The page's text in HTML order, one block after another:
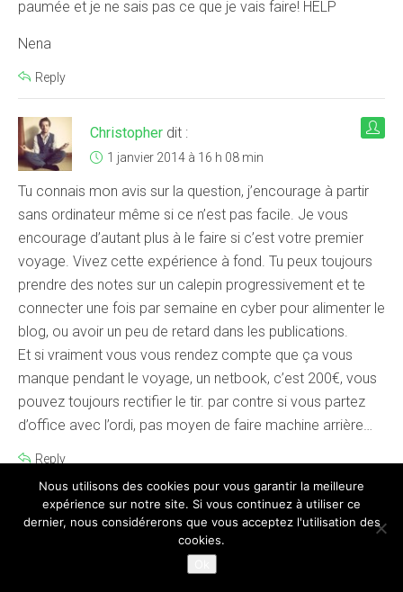
paumée et je ne sais pas ce que je vais faire! HELP
Nena
Reply
Christopher dit :
1 janvier 2014 à 16 h 08 min
Tu connais mon avis sur la question, j’encourage à partir
sans ordinateur même si ce n’est pas facile. Je vous
encourage d’autant plus à le faire si c’est votre premier
voyage. Vivez cette expérience à fond. Tu peux toujours
prendre des notes sur un calepin progressivement et te
connecter une fois par semaine en cyber pour alimenter le
blog, ou avoir un peu de retard dans les publications.
Et si vraiment vous vous rendez compte que ça vous
manque pendant le voyage, un netbook, c’est 200€, vous
pouvez toujours rectifier le tir. par contre si vous partez
d’office avec l’ordi, pas moyen de faire machine arrière…
Reply
Nena dit :
3 janvier 2014 à 0 h 08 min
Merci pour tes conseils mais oui effectivement, la
Nous utilisons des cookies pour vous garantir la meilleure
expérience sur notre site. Si vous continuez à utiliser ce
dernier, nous considérerons que vous acceptez l'utilisation des
cookies.